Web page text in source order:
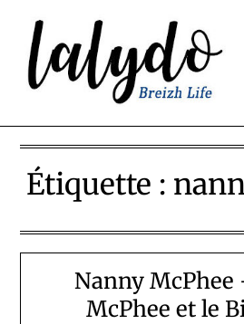
content
Étiquette :
Nanny McPhee
McPhee et le